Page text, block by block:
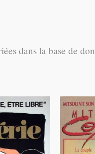
dans la base de